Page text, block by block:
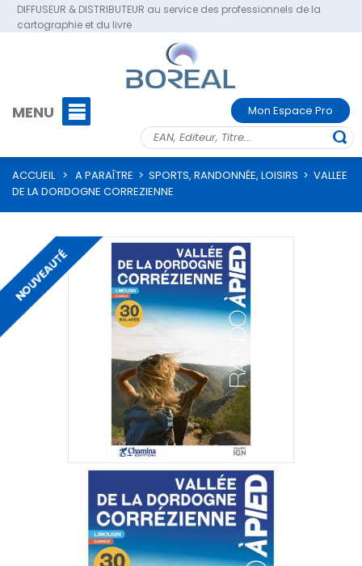
DIFFUSEUR & DISTRIBUTEUR au service des professionnels de la
cartographie et du livre
MENU Mon Espace Pro
ACCUEIL > A PARAÎTRE > SPORTS, RANDONNÉE, LOISIRS > VALLEE
DE LA DORDOGNE CORREZIENNE